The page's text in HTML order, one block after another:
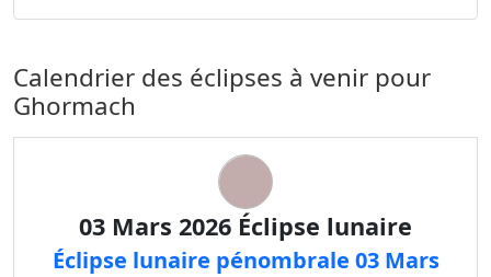
Calendrier des éclipses à venir pour
Ghormach
03 Mars 2026 Éclipse lunaire
Éclipse lunaire pénombrale 03 Mars